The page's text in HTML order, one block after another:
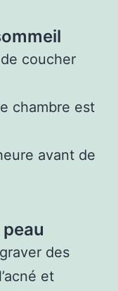
coucher
chambre est
avant de
des
et